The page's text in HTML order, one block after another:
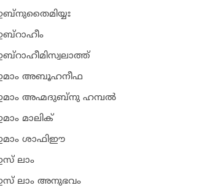
അബൂഹനീഫ
അഹ്മദുബ്‌നു ഹമ്പല്‍
മാലിക്
ശാഫിഈ
ലാം
ലാം അനുഭവം